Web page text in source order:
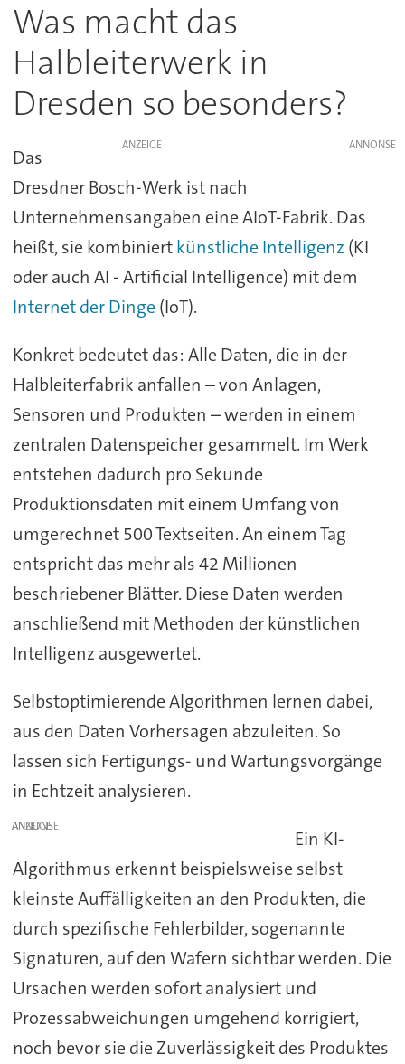
Was macht das
Halbleiterwerk in
Dresden so besonders?
ANZEIGE
Das
Dresdner Bosch-Werk ist nach
Unternehmensangaben eine AIoT-Fabrik. Das
heißt, sie kombiniertkünstliche Intelligenz (KI
oder auch AI - Artificial Intelligence) mit dem
Internet der Dinge (IoT).
Konkret bedeutet das: Alle Daten, die in der
Halbleiterfabrik anfallen – von Anlagen,
Sensoren und Produkten – werden in einem
zentralen Datenspeicher gesammelt. Im Werk
entstehen dadurch pro Sekunde
Produktionsdaten mit einem Umfang von
umgerechnet 500 Textseiten. An einem Tag
entspricht das mehr als 42 Millionen
beschriebener Blätter. Diese Daten werden
anschließend mit Methoden der künstlichen
Intelligenz ausgewertet.
Selbstoptimierende Algorithmen lernen dabei,
aus den Daten Vorhersagen abzuleiten. So
lassen sich Fertigungs- und Wartungsvorgänge
in Echtzeit analysieren.
ANZEIGE
Ein KI-
Algorithmus erkennt beispielsweise selbst
kleinste Auffälligkeiten an den Produkten, die
durch spezifische Fehlerbilder, sogenannte
Signaturen, auf den Wafern sichtbar werden. Die
Ursachen werden sofort analysiert und
Prozessabweichungen umgehend korrigiert,
noch bevor sie die Zuverlässigkeit des Produktes